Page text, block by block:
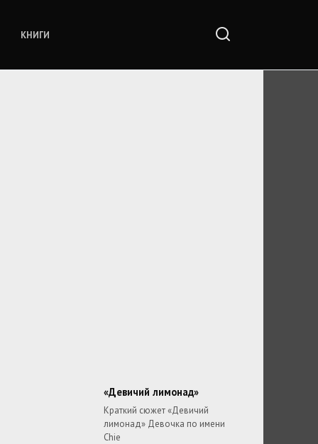
КНИГИ
«Девичий лимонад»
Краткий сюжет «Девичий
лимонад» Девочка по имени
Chie